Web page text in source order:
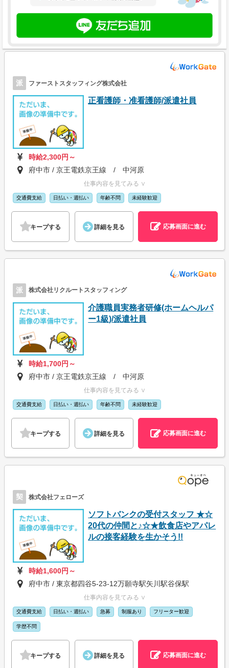
派 ファーストスタッフィング株式会社
正看護師・准看護師/派遣社員
時給2,300円～
府中市 / 京王電鉄京王線 / 中河原
仕事内容を見てみる ∨
交通費支給 日払い・週払い 年齢不問 未経験歓迎
キープする 詳細を見る 応募画面に進む
派 株式会社リクルートスタッフィング
介護職員実務者研修(ホームヘルパ
ー1級)/派遣社員
時給1,700円～
府中市 / 京王電鉄京王線 / 中河原
仕事内容を見てみる ∨
交通費支給 日払い・週払い 年齢不問 未経験歓迎
キープする 詳細を見る 応募画面に進む
契 株式会社フェローズ
ソフトバンクの受付スタッフ ★☆
20代の仲間と♪☆★飲食店やアパレ
ルの接客経験を生かそう!!
時給1,600円～
府中市 / 東京都四谷5-23-12万願寺駅矢川駅谷保駅
仕事内容を見てみる ∨
交通費支給 日払い・週払い 急募 制服あり フリーター歓迎
学歴不問
キープする 詳細を見る 応募画面に進む